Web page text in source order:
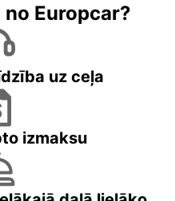
Europcar?
uz ceļa
izmaksu